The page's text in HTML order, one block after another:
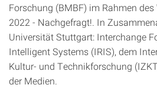
Forschung (BMBF) im Rahmen
2022 - Nachgefragt!. In
Universität Stuttgart: Interchange
Intelligent Systems (IRIS), dem
Kultur- und Technikforschung
der Medien.